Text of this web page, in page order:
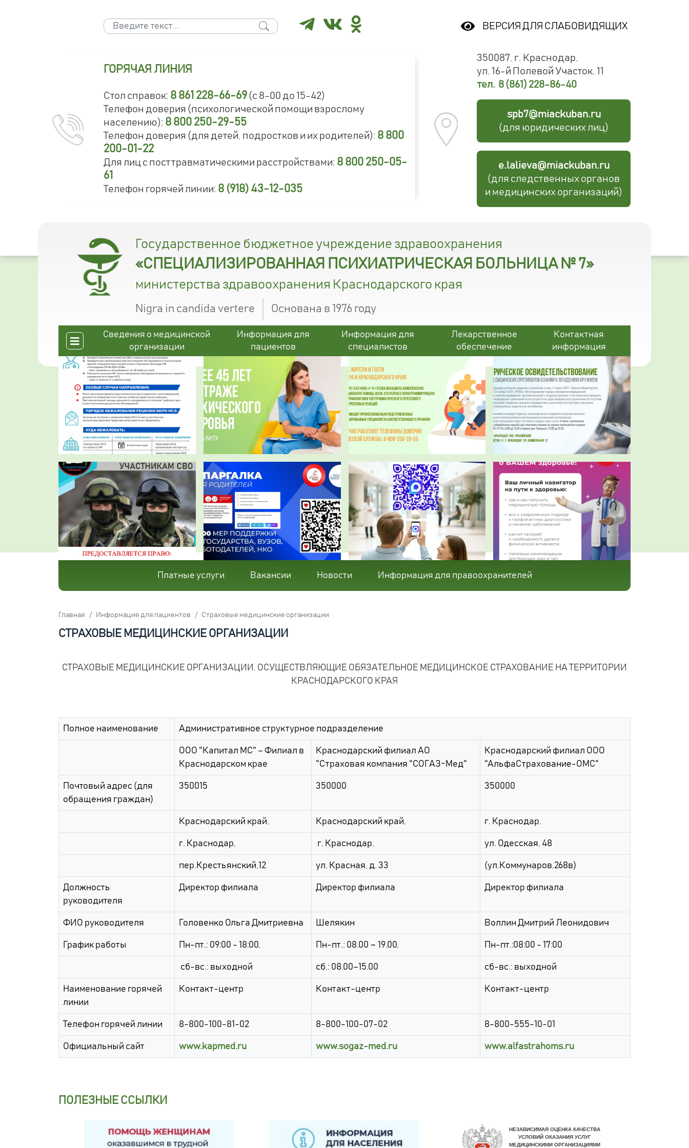
Поиск ВЕРСИЯ ДЛЯ СЛАБОВИДЯЩИХ
ГОРЯЧАЯ ЛИНИЯ
Стол справок: 8 861 228-66-69 (с 8-00 до 15-42)
Телефон доверия (психологической помощи взрослому
населению): 8 800 250-29-55
Телефон доверия (для детей, подростков и их родителей): 8 800
200-01-22
Для лиц с посттравматическими расстройствами: 8 800 250-05-
61
Телефон горячей линии: 8 (918) 43-12-035
350087, г. Краснодар,
ул. 16-й Полевой Участок, 11
тел. 8 (861) 228-86-40
spb7@miackuban.ru
(для юридических лиц)
e.lalieva@miackuban.ru
(для следственных органов
и медицинских организаций)
Государственное бюджетное учреждение здравоохранения
«СПЕЦИАЛИЗИРОВАННАЯ ПСИХИАТРИЧЕСКАЯ БОЛЬНИЦА № 7»
министерства здравоохранения Краснодарского края
Nigra in candida vertere Основана в 1976 году
Сведения о медицинской
организации
Информация для
пациентов
Информация для
специалистов
Лекарственное
обеспечение
Контактная
информация
Платные услуги Вакансии Новости Информация для правоохранителей
Главная Информация для пациентов Страховые медицинские организации
СТРАХОВЫЕ МЕДИЦИНСКИЕ ОРГАНИЗАЦИИ
СТРАХОВЫЕ МЕДИЦИНСКИЕ ОРГАНИЗАЦИИ, ОСУЩЕСТВЛЯЮЩИЕ ОБЯЗАТЕЛЬНОЕ МЕДИЦИНСКОЕ СТРАХОВАНИЕ НА ТЕРРИТОРИИ
КРАСНОДАРСКОГО КРАЯ
Полное наименование Административное структурное подразделение
ООО "Капитал МС" – Филиал в
Краснодарском крае
Краснодарский филиал АО
"Страховая компания "СОГАЗ-Мед"
Краснодарский филиал ООО
"АльфаСтрахование-ОМС"
Почтовый адрес (для
обращения граждан)
350015 350000 350000
Краснодарский край, Краснодарский край, г. Краснодар,
г. Краснодар, г. Краснодар, ул. Одесская, 48
пер.Крестьянский,12 ул. Красная, д. 33 (ул.Коммунаров,268в)
Должность
руководителя
Директор филиала Директор филиала Директор филиала
ФИО руководителя Головенко Ольга Дмитриевна Шелякин Воллин Дмитрий Леонидович
График работы Пн-пт.: 09:00 - 18:00, Пн-пт.: 08.00 − 19.00, Пн-пт.:08:00 - 17:00
сб-вс.: выходной сб.: 08.00–15.00 сб-вс.: выходной
Наименование горячей
линии
Контакт-центр Контакт-центр Контакт-центр
Телефон горячей линии 8-800-100-81-02 8-800-100-07-02 8-800-555-10-01
Официальный сайт www.kapmed.ru www.sogaz-med.ru www.alfastrahoms.ru
ПОЛЕЗНЫЕ ССЫЛКИ